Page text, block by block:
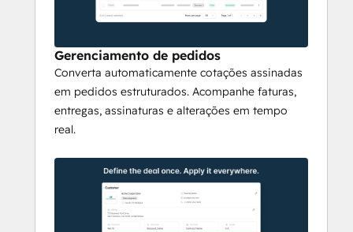
rastreabilidade. Acompanhe
do contrato.
Integração perfeita com
CRM e ERP
principais
sistemas de CRM
Salesforce e HubSpot, para que os
representantes trabalhem onde já vendem.
Ele também sincroniza com
sistemas de
Gerenciamento de pedidos
Converta automaticamente cotações assinadas
em pedidos estruturados. Acompanhe faturas,
entregas, assinaturas e alterações em tempo
real.